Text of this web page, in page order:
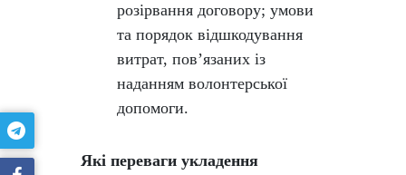
розірвання договору; умови
та порядок відшкодування
витрат, пов’язаних із
наданням волонтерської
допомоги.
Які переваги укладення